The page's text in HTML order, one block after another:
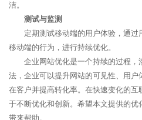
洁。
测试与监测
定期测试移动端的用户体验，通
移动端的行为，进行持续优化。
企业网站优化是一个持续的过程
法，企业可以提升网站的可见性、用
在客户并提高转化率。在快速变化的
于不断优化和创新。希望本文提供的
带来帮助。